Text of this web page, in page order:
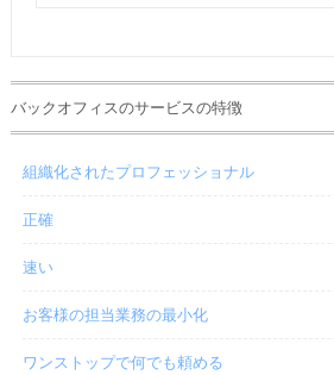
バックオフィスのサービスの特徴
組織化されたプロフェッショナル
正確
速い
お客様の担当業務の最小化
ワンストップで何でも頼める